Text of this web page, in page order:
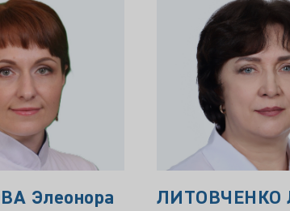
Элеонора
ЛИТОВЧЕНКО